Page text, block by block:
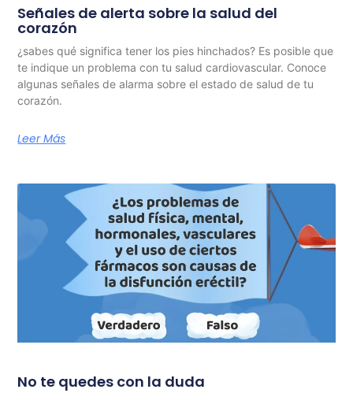
Señales de alerta sobre la salud del
corazón
¿sabes qué significa tener los pies hinchados? Es posible que
te indique un problema con tu salud cardiovascular. Conoce
algunas señales de alarma sobre el estado de salud de tu
corazón.
Leer Más
No te quedes con la duda